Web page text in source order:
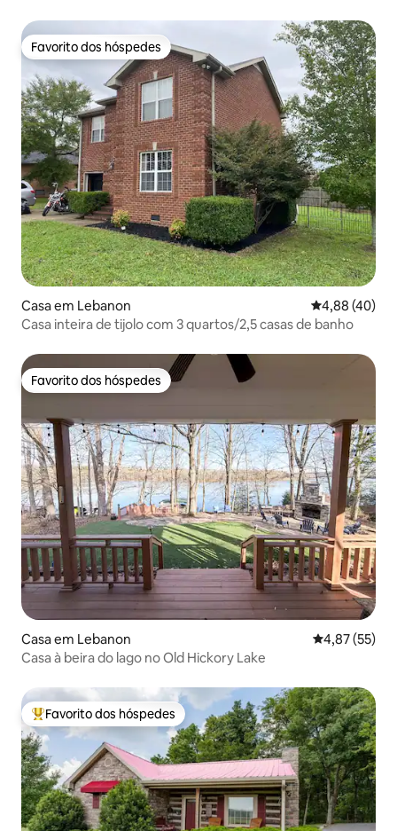
Favorito dos hóspedes
Favorito dos hóspedes
Casa em Lebanon Classificação
4,88 (40)
Casa inteira de tijolo com 3 quartos/2,5 casas de banho
Favorito dos hóspedes
Favorito dos hóspedes
Casa em Lebanon Classificação
4,87 (55)
Casa à beira do lago no Old Hickory Lake
Favoritos dos hóspedes mais apreciados
Favorito dos hóspedes